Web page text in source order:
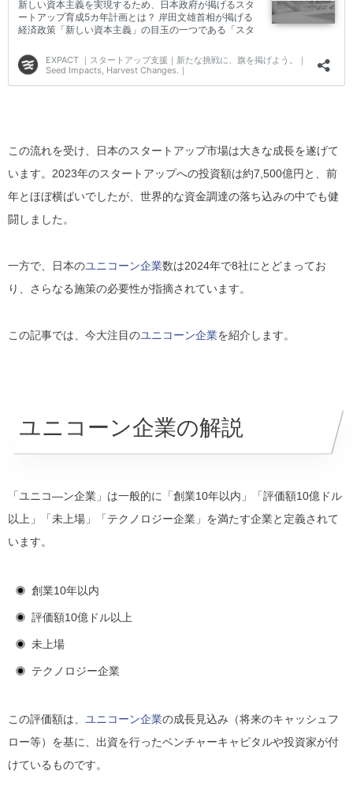
この流れを受け、日本のスタートアップ市場は大きな成長を遂げて
います。2023年のスタートアップへの投資額は約7,500億円と、前
年とほぼ横ばいでしたが、世界的な資金調達の落ち込みの中でも健
闘しました。
一方で、日本のユニコーン企業数は2024年で8社にとどまってお
り、さらなる施策の必要性が指摘されています。
この記事では、今大注目のユニコーン企業を紹介 します。
ユニコーン企業の解説
「ユニコ―ン企業」は一般的に 「創業10年以内」「評価額10億ドル
以上」「未上場」「テクノロジー企業」を満たす企業と定義されて
います。
創業10年以内
評価額10億ドル以上
未上場
テクノロジー企業
この評価額は、 ユニコーン企業の成長見込み（将来のキャッシュフ
ロー等）を基に、出資を行ったベンチャーキャピタルや投資家が付
けているものです。